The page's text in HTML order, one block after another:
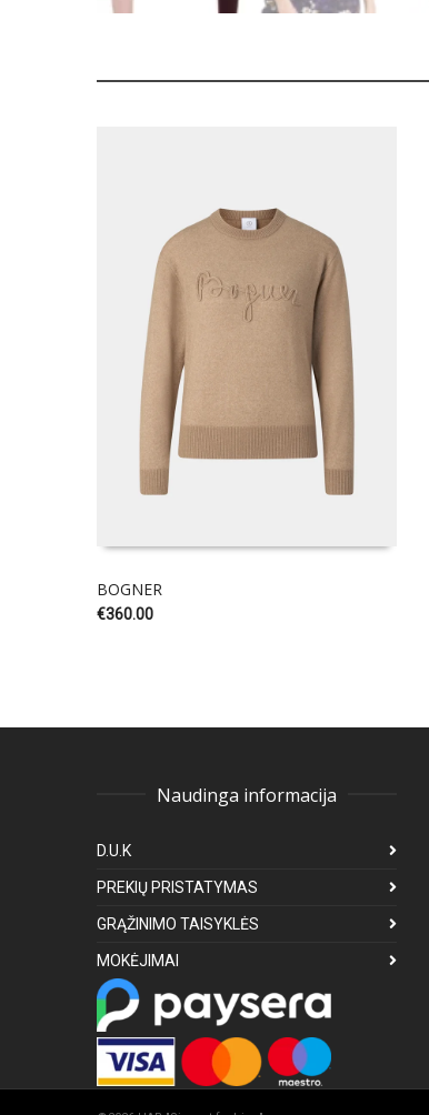
BOGNER
€360.00
Naudinga informacija
D.U.K
PREKIŲ PRISTATYMAS
GRĄŽINIMO TAISYKLĖS
MOKĖJIMAI